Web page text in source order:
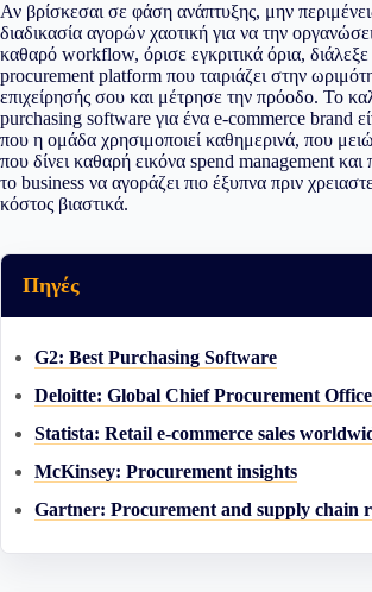
Αν βρίσκεσαι σε φάση ανάπτυξης, μην
διαδικασία αγορών χαοτική για να την
καθαρό workflow, όρισε εγκριτικά όρια,
procurement platform που ταιριάζει στην
επιχείρησής σου και μέτρησε την πρόοδο. Το
purchasing software για ένα e-commerce brand
που η ομάδα χρησιμοποιεί καθημερινά, που
που δίνει καθαρή εικόνα spend management
το business να αγοράζει πιο έξυπνα πριν
κόστος βιαστικά.
Πηγές
G2: Best Purchasing Software
Deloitte: Global Chief Procurement
Statista: Retail e-commerce sales
McKinsey: Procurement insights
Gartner: Procurement and supply chain